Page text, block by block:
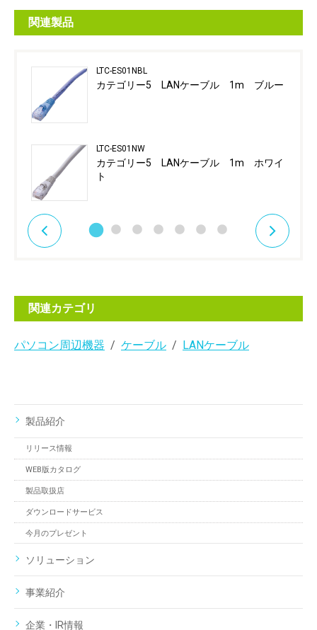
関連製品
LTC-ES01NBL
カテゴリー5 LANケーブル 1m ブルー
LTC-ES01NW
カテゴリー5 LANケーブル 1m ホワイ
ト
関連カテゴリ
パソコン周辺機器 ケーブル LANケーブル
製品紹介
リリース情報
WEB版カタログ
製品取扱店
ダウンロードサービス
今月のプレゼント
ソリューション
事業紹介
企業・IR情報